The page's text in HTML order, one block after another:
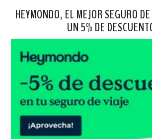
HEYMONDO, EL MEJOR SEGURO
UN 5% DE